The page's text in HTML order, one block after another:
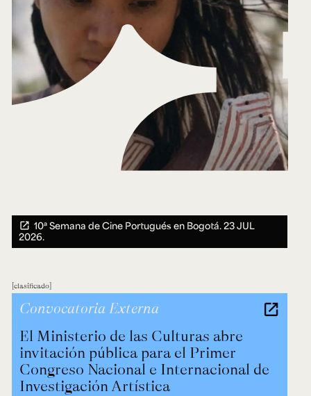
10ª Semana de Cine Portugués en Bogotá.23 JUL
2026.
clasificado
El Ministerio de las Culturas abre
invitación pública para el Primer
Congreso Nacional e Internacional de
Investigación Artística
Convocatoria Externa